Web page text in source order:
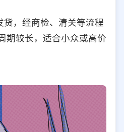
货，经商检、清关等流程
期较长，适合小众或高价